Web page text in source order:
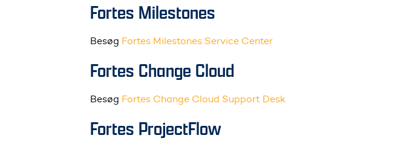
Fortes Milestones
Besøg Fortes Milestones Service Center
Fortes Change Cloud
Besøg Fortes Change Cloud Support Desk
Fortes ProjectFlow